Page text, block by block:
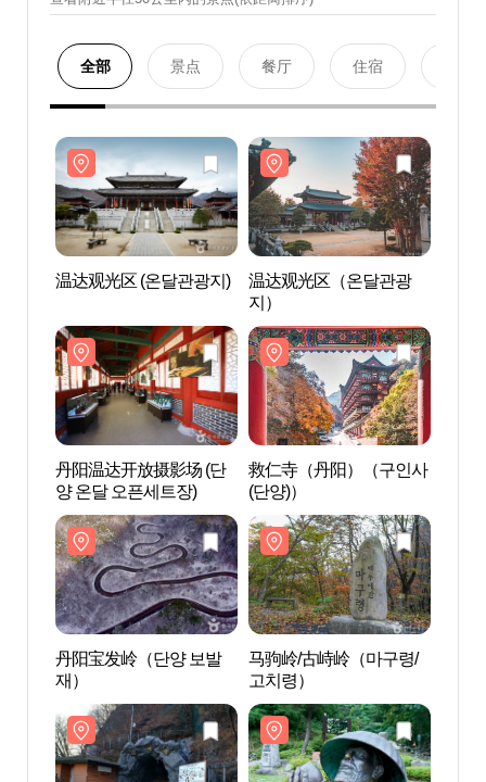
全部 景点 餐厅 住宿
温达观光区 (온달관광지)
温达观光区（온달관광
지）
丹阳温达开放摄影场 (단
양 온달 오픈세트장)
救仁寺（丹阳）（구인사
(단양)）
丹阳宝发岭（단양 보발
재）
马驹岭/古峙岭（마구령/
고치령）